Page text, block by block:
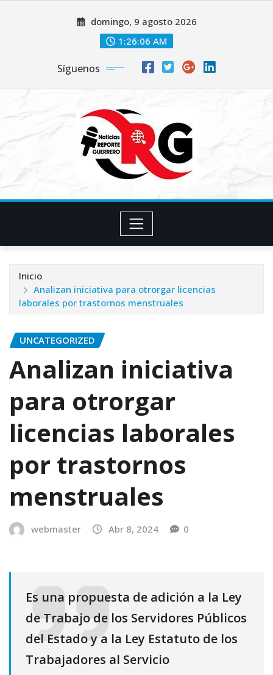
domingo, 9 agosto 2026
1:26:06 AM
Síguenos
Inicio
Analizan iniciativa para otrorgar licencias
laborales por trastornos menstruales
UNCATEGORIZED
Analizan iniciativa
para otrorgar
licencias laborales
por trastornos
menstruales
webmaster Abr 8, 2024 0
Es una propuesta de adición a la Ley
de Trabajo de los Servidores Públicos
del Estado y a la Ley Estatuto de los
Trabajadores al Servicio